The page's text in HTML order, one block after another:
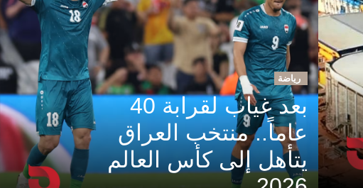
رياضة
بعد غياب لقرابة 40
عاماً.. منتخب العراق
يتأهل إلى كأس العالم